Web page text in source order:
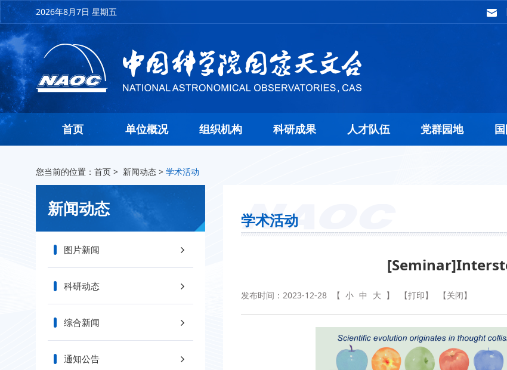
2026年8月7日 星期五
首页 单位概况 组织机构 科研成果 人才队伍 党群园地
您当前的位置： 首页 > 新闻动态 > 学术活动
新闻动态
图片新闻
科研动态
综合新闻
通知公告
学术活动
发布时间：2023-12-28 【 小 中 大 】 【打印】 【关闭】